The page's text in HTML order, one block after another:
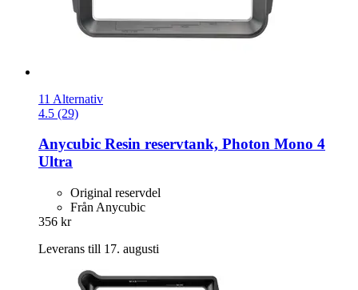
11 Alternativ
4.5 (29)
Anycubic Resin reservtank, Photon Mono 4
Ultra
Original reservdel
Från Anycubic
356 kr
Leverans till 17. augusti